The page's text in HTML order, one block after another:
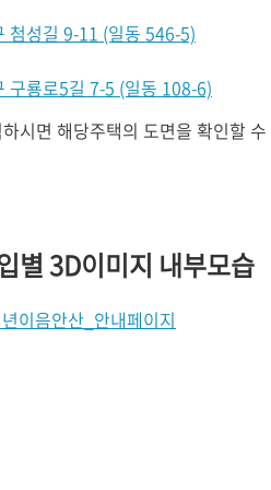
첨성길 9-11 (일동 546-5)
구룡로5길 7-5 (일동 108-6)
시면 해당주택의 도면을 확인할
별 3D이미지 내부모습
이음안산_안내페이지